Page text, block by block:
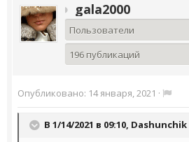
gala2000
Пользователи
196 публикаций
Опубликовано: 14 января, 2021 ·
В 1/14/2021 в 09:10, Dashunchik